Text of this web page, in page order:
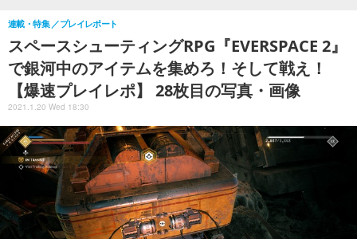
スペースシューティングRPG『EVERSPACE 2』
で銀河中のアイテムを集めろ！そして戦え！
【爆速プレイレポ】 28枚目の写真・画像
連載・特集 プレイレポート
2021.1.20 Wed 18:30